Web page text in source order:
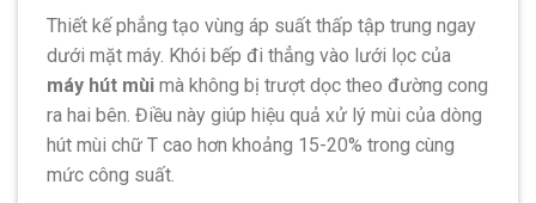
Thiết kế phẳng tạo vùng áp suất thấp tập trung ngay
dưới mặt máy. Khói bếp đi thẳng vào lưới lọc của
máy hút mùi mà không bị trượt dọc theo đường cong
ra hai bên. Điều này giúp hiệu quả xử lý mùi của dòng
hút mùi chữ T cao hơn khoảng 15-20% trong cùng
mức công suất.